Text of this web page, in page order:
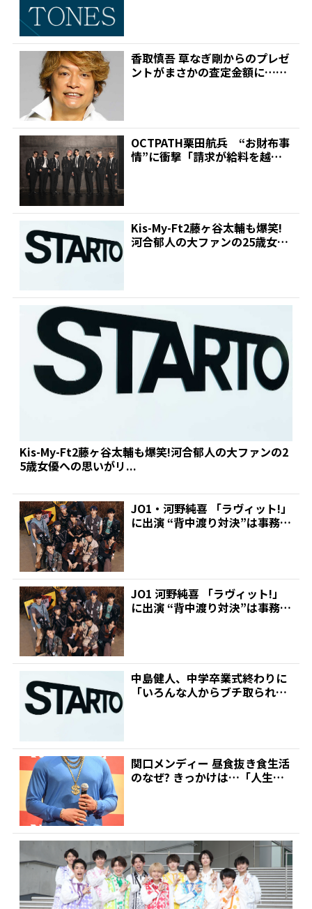
香取慎吾 草なぎ剛からのプレゼ
ントがまさかの査定金額に…ス
OCTPATH栗田航兵 “お財布事
情”に衝撃「請求が給料を越え
Kis-My-Ft2藤ヶ谷太輔も爆笑!
河合郁人の大ファンの25歳女優
Kis-My-Ft2藤ヶ谷太輔も爆笑!河合郁人の大ファンの2
5歳女優への思いがリ...
JO1・河野純喜 「ラヴィット!」
に出演 “背中渡り対決”は事務所
JO1 河野純喜 「ラヴィット!」
に出演 “背中渡り対決”は事務所
中島健人、中学卒業式終わりに
「いろんな人からブチ取られ
関口メンディー 昼食抜き食生活
のなぜ? きっかけは…「人生終